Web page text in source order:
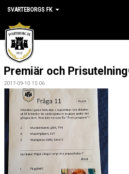
SVARTEBORGS FK
HEM
NYHETER
OM KLUBBEN
KALENDER
VÅRA LAG
KLUBBSHOP
Premiär och
2017-09-10 15:06